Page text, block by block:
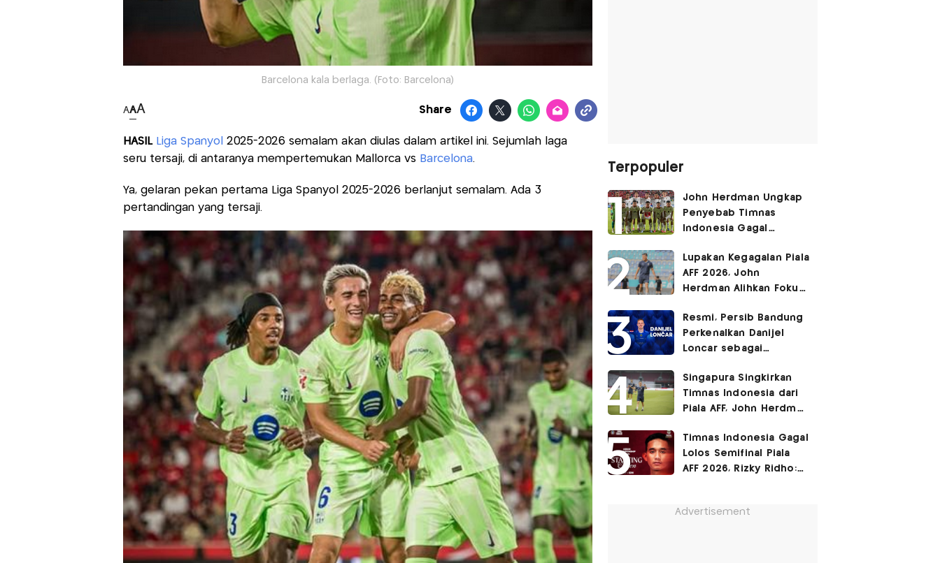
Barcelona kala berlaga. (Foto: Barcelona)
AAA Share
HASIL Liga Spanyol
2025-2026 semalam akan diulas dalam artikel ini. Sejumlah laga
seru tersaji, di antaranya mempertemukan Mallorca vs Barcelona.
Ya, gelaran pekan pertama Liga Spanyol 2025-2026 berlanjut semalam. Ada 3
pertandingan yang tersaji.
Terpopuler
John Herdman Ungkap
Penyebab Timnas
Indonesia Gagal
Piala AFF 2026
Lupakan Kegagalan Piala
AFF 2026, John
Herdman Alihkan Fokus
FIFA ASEAN Cup
Resmi, Persib Bandung
Perkenalkan Danijel
Loncar sebagai
Singapura Singkirkan
Timnas Indonesia dari
Piala AFF, John Herdman
FIFA ASEAN Cup 2026
Timnas Indonesia Gagal
Lolos Semifinal Piala
AFF 2026, Rizky Ridho:
Advertisement